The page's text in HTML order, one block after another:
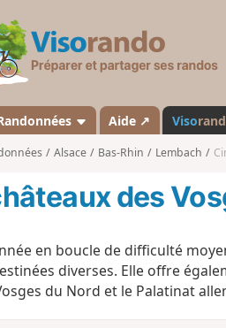
s
a
n
d
Aide ↗ Viso
Alsace Bas-Rhin Lembach
des
en boucle de difficulté
diverses. Elle offre
du Nord et le Palatinat